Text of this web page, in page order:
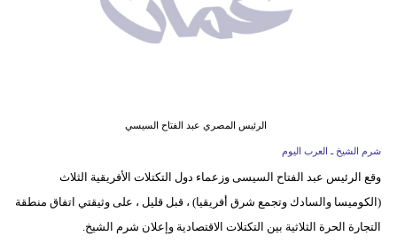
وتكنولوجيا
الرئيس المصري عبد الفتاح السيسي
شرم الشيخ ـ العرب اليوم
وقع الرئيس عبد الفتاح السيسى وزعماء دول التكتلات الأفريقية الثلاث
(الكوميسا والسادك وتجمع شرق أفريقيا) ، قبل قليل ، على وثيقتي اتفاق منطقة
التجارة الحرة الثلاثية بين التكتلات الاقتصادية وإعلان شرم الشيخ.